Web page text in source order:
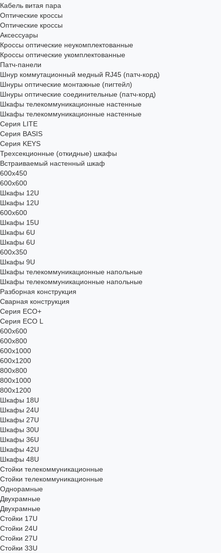
Кабель витая пара
Оптические кроссы
Оптические кроссы
Аксессуары
Кроссы оптические неукомплектованные
Кроссы оптические укомплектованные
Патч-панели
Шнур коммутационный медный RJ45 (патч-корд)
Шнуры оптические монтажные (пигтейл)
Шнуры оптические соединительные (патч-корд)
Шкафы телекоммуникационные настенные
Шкафы телекоммуникационные настенные
Cерия LITE
Cерия BASIS
Cерия KEYS
Трехсекционные (откидные) шкафы
Встраиваемый настенный шкаф
600x450
600x600
Шкафы 12U
Шкафы 12U
600x600
Шкафы 15U
Шкафы 6U
Шкафы 6U
600x350
Шкафы 9U
Шкафы телекоммуникационные напольные
Шкафы телекоммуникационные напольные
Разборная конструкция
Сварная конструкция
Серия ECO+
Серия ECO L
600x600
600x800
600х1000
600х1200
800x800
800х1000
800х1200
Шкафы 18U
Шкафы 24U
Шкафы 27U
Шкафы 30U
Шкафы 36U
Шкафы 42U
Шкафы 48U
Стойки телекоммуникационные
Стойки телекоммуникационные
Однорамные
Двухрамные
Двухрамные
Стойки 17U
Стойки 24U
Стойки 27U
Стойки 33U